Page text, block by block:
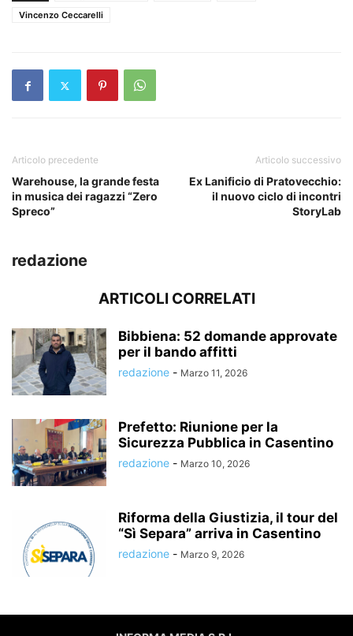
Vincenzo Ceccarelli
Articolo precedente
Warehouse, la grande festa
in musica dei ragazzi “Zero
Spreco”
Articolo successivo
Ex Lanificio di Pratovecchio:
il nuovo ciclo di incontri
StoryLab
redazione
ARTICOLI CORRELATI
Bibbiena: 52 domande approvate
per il bando affitti
redazione - Marzo 11, 2026
Prefetto: Riunione per la
Sicurezza Pubblica in Casentino
redazione - Marzo 10, 2026
Riforma della Giustizia, il tour del
“Sì Separa” arriva in Casentino
redazione - Marzo 9, 2026